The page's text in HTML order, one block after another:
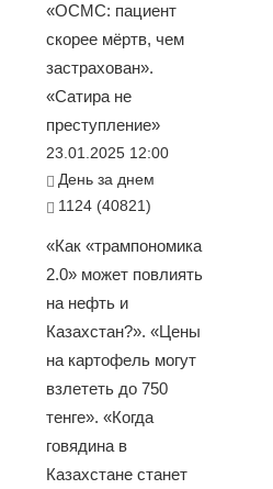
«ОСМС: пациент
скорее мёртв, чем
застрахован».
«Сатира не
преступление»
23.01.2025 12:00
День за днем
1124 (40821)
«Как «трампономика
2.0» может повлиять
на нефть и
Казахстан?». «Цены
на картофель могут
взлететь до 750
тенге». «Когда
говядина в
Казахстане станет